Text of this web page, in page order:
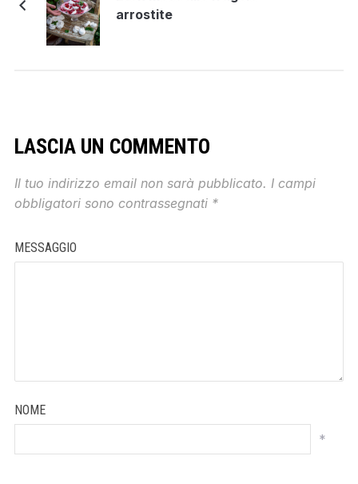
arrostite
LASCIA UN COMMENTO
Il tuo indirizzo email non sarà pubblicato. I campi
obbligatori sono contrassegnati *
MESSAGGIO
NOME
*